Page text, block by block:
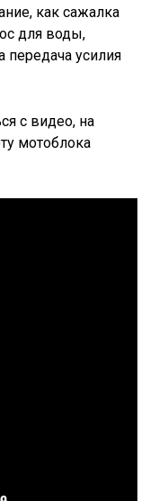
как сажалка
для воды,
передача усилия
с видео, на
мотоблока